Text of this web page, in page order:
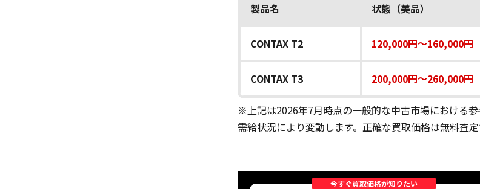
製品名 状態（美品）
CONTAX T2 120,000円～160,000円
CONTAX T3 200,000円～260,000円
※上記は2026年7月時点の一般的な中古市場における
需給状況により変動します。正確な買取価格は無料査定
今すぐ買取価格が知りたい